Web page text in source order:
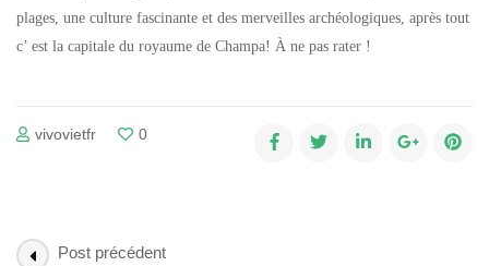
plages, une culture fascinante et des merveilles archéologiques, après tout
c’ est la capitale du royaume de Champa! À ne pas rater !
vivovietfr 0
Post Post précédent